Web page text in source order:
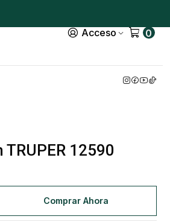
Acceso 0
12590
Comprar Ahora